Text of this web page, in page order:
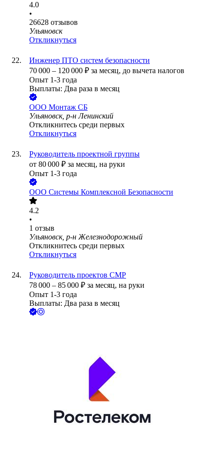
4.0
•
26628 отзывов
Ульяновск
Откликнуться
Инженер ПТО систем безопасности
70 000 – 120 000 ₽ за месяц, до вычета налогов
Опыт 1-3 года
Выплаты: Два раза в месяц
ООО Монтаж СБ
Ульяновск, р-н Ленинский
Откликнитесь среди первых
Откликнуться
Руководитель проектной группы
от 80 000 ₽ за месяц, на руки
Опыт 1-3 года
ООО Системы Комплексной Безопасности
4.2
•
1 отзыв
Ульяновск, р-н Железнодорожный
Откликнитесь среди первых
Откликнуться
Руководитель проектов СМР
78 000 – 85 000 ₽ за месяц, на руки
Опыт 1-3 года
Выплаты: Два раза в месяц